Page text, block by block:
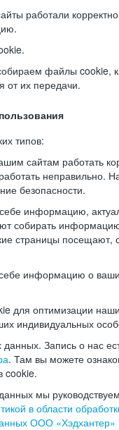
работали
файлы cookie,
от их передачи.
типов:
сайтам работать
неправильно.
безопасности.
информацию,
собирать
страницы посещают,
информацию о
для оптимизации
индивидуальных
Запись о нас
. Там вы можете
cookie.
мы
в области
ООО «Хэдхантер»